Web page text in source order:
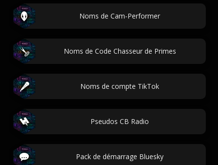
Noms de Cam-Performer
Noms de Code Chasseur de Primes
Noms de compte TikTok
Pseudos CB Radio
Pack de démarrage Bluesky